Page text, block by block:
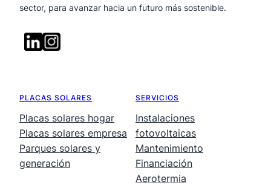
sector, para avanzar hacia un futuro más sostenible.
PLACAS SOLARES
Placas solares hogar
Placas solares empresa
Parques solares y
generación
SERVICIOS
Instalaciones
fotovoltaicas
Mantenimiento
Financiación
Aerotermia